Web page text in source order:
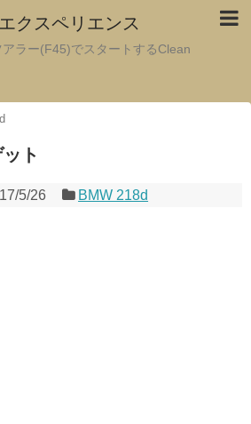
クスペリエンス
ラー(F45)でスタートするClean
ト
5/26 BMW 218d